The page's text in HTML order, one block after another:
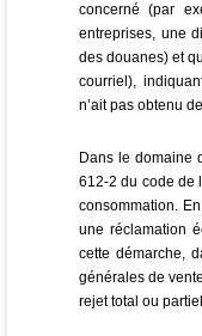
concerné (par
entreprises, une
des douanes) et
courriel),
n’ait pas obtenu
Dans le domaine
612-2 du code de
consommation.
une réclamation
cette démarche,
générales de
rejet total ou